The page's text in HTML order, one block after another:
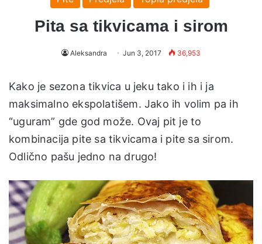
Pita sa tikvicama i sirom
Aleksandra Jun 3, 2017 36,953
Kako je sezona tikvica u jeku tako i ih i ja
maksimalno ekspolatišem. Jako ih volim pa ih
“uguram” gde god može. Ovaj pit je to
kombinacija pite sa tikvicama i pite sa sirom.
Odlično pašu jedno na drugo!